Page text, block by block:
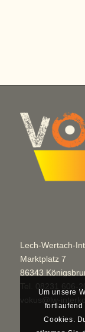
Lech-Wertach-
Marktplatz 7
86343
Um unsere
fortlaufend
Cookies.